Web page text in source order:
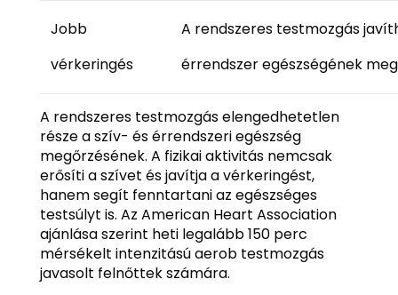
Jobb
vérkeringés
A rendszeres testmozgás
érrendszer egészségének
A rendszeres testmozgás elengedhetetlen
része a szív- és érrendszeri egészség
megőrzésének. A fizikai aktivitás nemcsak
erősíti a szívet és javítja a vérkeringést,
hanem segít fenntartani az egészséges
testsúlyt is. Az American Heart Association
ajánlása szerint heti legalább 150 perc
mérsékelt intenzitású aerob testmozgás
javasolt felnőttek számára.